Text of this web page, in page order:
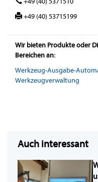
+49 (40) 53715199
Wir bieten Produkte oder
Bereichen an:
Werkzeug-Ausgabe-
Werkzeugverwaltung
Auch interessant